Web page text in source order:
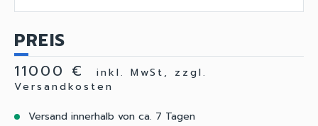
PREIS
11000 €
inkl. MwSt, zzgl.
Versandkosten
Versand innerhalb von ca. 7 Tagen